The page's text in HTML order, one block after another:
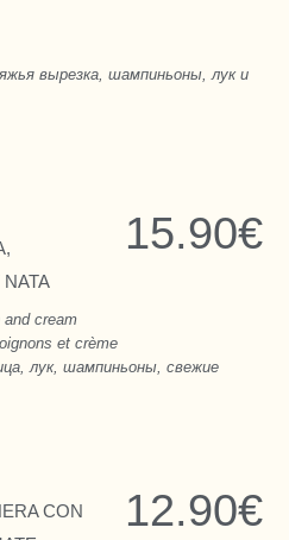
вырезка, шампиньоны, лук и
15.90€
cream
et crème
лук, шампиньоны, свежие
CON
12.90€